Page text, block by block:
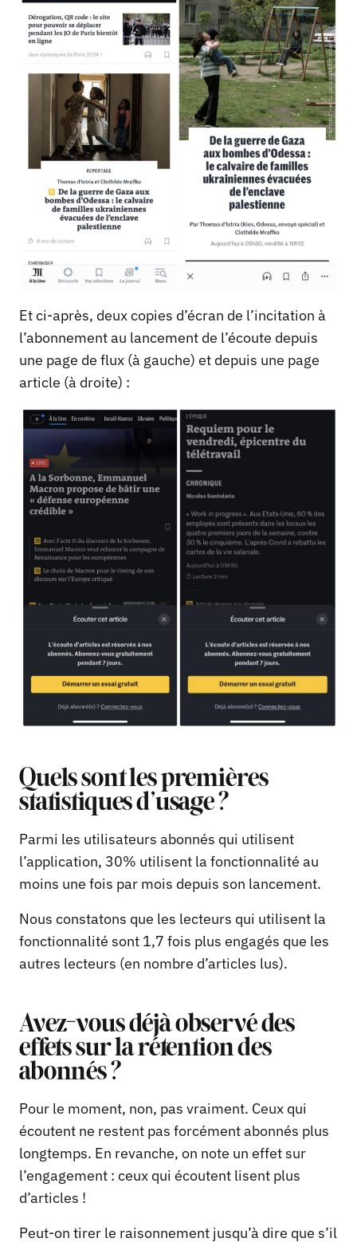
Et ci-après, deux copies d’écran de l’incitation à
l’abonnement au lancement de l’écoute depuis
une page de flux (à gauche) et depuis une page
article (à droite) :
Quels sont les premières
statistiques d’usage ?
Parmi les utilisateurs abonnés qui utilisent
l’application, 30% utilisent la fonctionnalité au
moins une fois par mois depuis son lancement.
Nous constatons que les lecteurs qui utilisent la
fonctionnalité sont 1,7 fois plus engagés que les
autres lecteurs (en nombre d’articles lus).
Avez-vous déjà observé des
effets sur la rétention des
abonnés ?
Pour le moment, non, pas vraiment. Ceux qui
écoutent ne restent pas forcément abonnés plus
longtemps. En revanche, on note un effet sur
l’engagement : ceux qui écoutent lisent plus
d’articles !
Peut-on tirer le raisonnement jusqu’à dire que s’il